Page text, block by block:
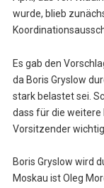
wurde, blieb
Es gab den
da Boris Gryslow
stark belastet sei.
dass für die
Vorsitzender wichtig
Boris Gryslow wird
Moskau ist Oleg